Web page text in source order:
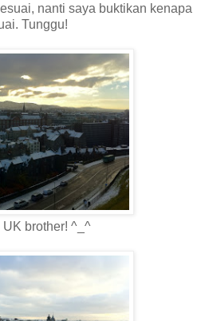
nanti saya buktikan kenapa
Tunggu!
UK brother! ^_^